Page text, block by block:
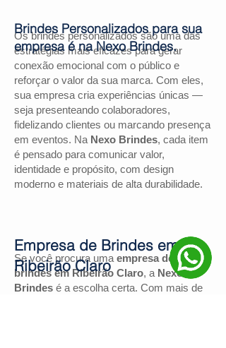
Os brindes personalizados são uma das
estratégias mais eficazes para gerar
conexão emocional com o público e
reforçar o valor da sua marca. Com eles,
sua empresa cria experiências únicas —
seja presenteando colaboradores,
fidelizando clientes ou marcando presença
em eventos. Na Nexo Brindes, cada item
é pensado para comunicar valor,
identidade e propósito, com design
moderno e materiais de alta durabilidade.
Se você procura uma empresa de
brindes em Ribeirão Claro, a Nexo
Brindes é a escolha certa. Com mais de
Brindes Personalizados para sua
empresa é na Nexo Brindes.
Empresa de Brindes em
Ribeirão Claro